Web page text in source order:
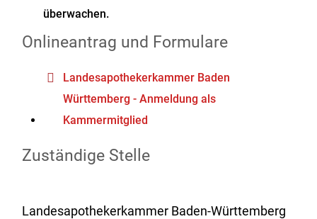
überwachen.
Onlineantrag und Formulare
Landesapothekerkammer Baden
Württemberg - Anmeldung als
Kammermitglied
Zuständige Stelle
Landesapothekerkammer Baden-Württemberg